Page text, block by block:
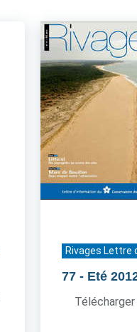
Rivages Lettre
77 - Eté